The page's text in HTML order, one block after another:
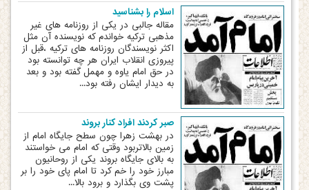
اسلام را بشناسید
مقاله جالبی در یکی از روزنامه های غیر
مذهبی ترکیه خواندم که نویسنده آن مثل
اکثر نویسندگان روزنامه های ترکیه ،قبل از
پیروزی انقلاب ایران هر چه توانسته بود
در حق امام یاوه و مهمل گفته بود و بعد
به دیدار ایشان رفته بود...
صبر کردند افراد کنار بروند
در بهشت زهرا چون سطح جایگاه امام از
زمین بالاتربود وقتی که امام می خواستند
به بالای جایگاه بروند یکی از روحانیون
مبارز خود را خم کرد تا امام پای خود را بر
پشت وی بگذارد و برود بالا...